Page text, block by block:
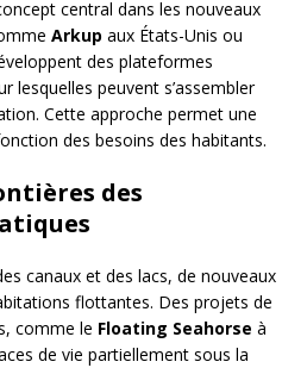
central dans les nouveaux
Arkup aux États-Unis ou
des plateformes
lesquelles peuvent s’assembler
Cette approche permet une
des besoins des habitants.
des
canaux et des lacs, de nouveaux
flottantes. Des projets de
comme le Floating Seahorse à
de vie partiellement sous la